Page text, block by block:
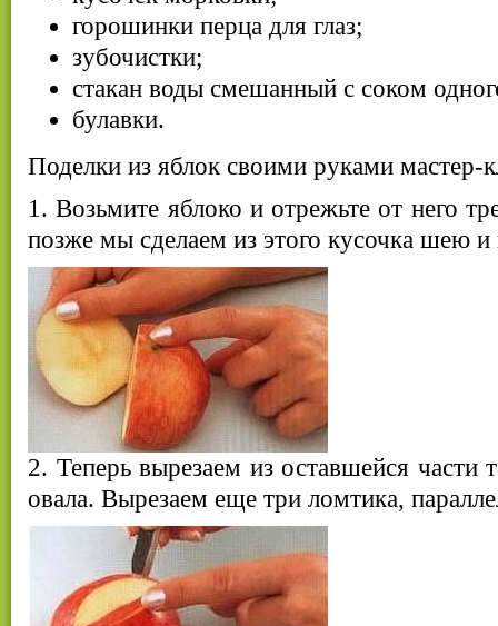
горошинки перца для глаз;
зубочистки;
стакан воды смешанный с соком
булавки.
Поделки из яблок своими руками мастер-
1. Возьмите яблоко и отрежьте от него
позже мы сделаем из этого кусочка шею и
2. Теперь вырезаем из оставшейся
овала. Вырезаем еще три ломтика,